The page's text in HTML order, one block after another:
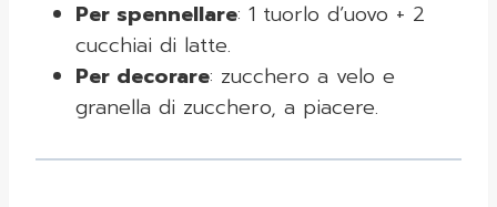
Per spennellare: 1 tuorlo d’uovo + 2
cucchiai di latte.
Per decorare: zucchero a velo e
granella di zucchero, a piacere.